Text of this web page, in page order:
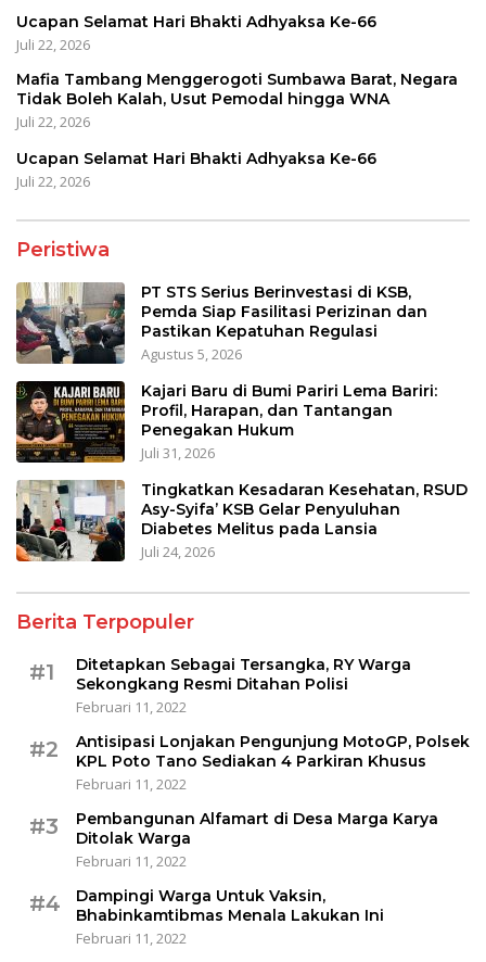
Ucapan Selamat Hari Bhakti Adhyaksa Ke-66
Juli 22, 2026
Mafia Tambang Menggerogoti Sumbawa Barat, Negara
Tidak Boleh Kalah, Usut Pemodal hingga WNA
Juli 22, 2026
Ucapan Selamat Hari Bhakti Adhyaksa Ke-66
Juli 22, 2026
Peristiwa
PT STS Serius Berinvestasi di KSB,
Pemda Siap Fasilitasi Perizinan dan
Pastikan Kepatuhan Regulasi
Agustus 5, 2026
Kajari Baru di Bumi Pariri Lema Bariri:
Profil, Harapan, dan Tantangan
Penegakan Hukum
Juli 31, 2026
Tingkatkan Kesadaran Kesehatan, RSUD
Asy-Syifa’ KSB Gelar Penyuluhan
Diabetes Melitus pada Lansia
Juli 24, 2026
Berita Terpopuler
#1
Ditetapkan Sebagai Tersangka, RY Warga
Sekongkang Resmi Ditahan Polisi
Februari 11, 2022
#2
Antisipasi Lonjakan Pengunjung MotoGP, Polsek
KPL Poto Tano Sediakan 4 Parkiran Khusus
Februari 11, 2022
#3
Pembangunan Alfamart di Desa Marga Karya
Ditolak Warga
Februari 11, 2022
#4
Dampingi Warga Untuk Vaksin,
Bhabinkamtibmas Menala Lakukan Ini
Februari 11, 2022